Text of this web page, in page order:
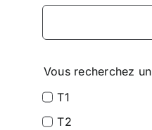
Vous recherchez un
T1
T2